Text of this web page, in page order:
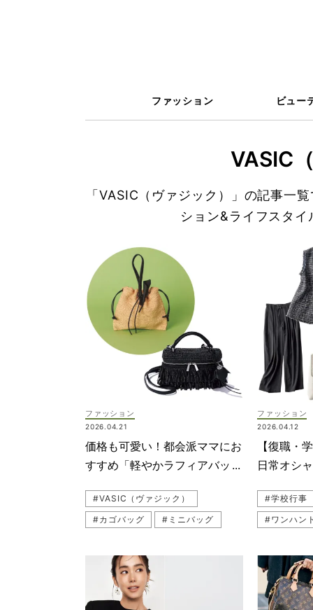
ファッション ビュー
VASIC
「VASIC（ヴァジック）」の記事一
ション&ライフスタ
ファッション
2026.04.21
価格も可愛い！都会派ママにお
すすめ「軽やかラフィアバッ
#VASIC（ヴァジック）
#カゴバッグ
#ミニバッグ
#リゾート
#バッグ
#公園ファッション
ファッション
2026.04.12
【復職・
日常オシ
#学校行事
#ワンハン
#セレモニ
#PLST（
#ツイード